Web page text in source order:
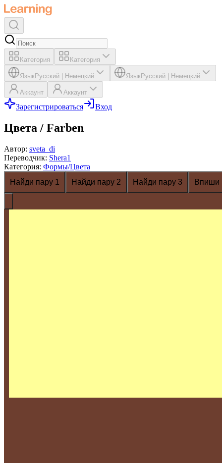
Категория Категория
ЯзыкРусский Немецкий ЯзыкРусский Немецкий
Аккаунт Аккаунт
Зарегистрироваться Вход
Цвета / Farben
Автор: sveta_di
Переводчик: Shera1
Категория: Формы/Цвета
Найди пару 1
Найди пару 2 Найди пару 3 Впиши